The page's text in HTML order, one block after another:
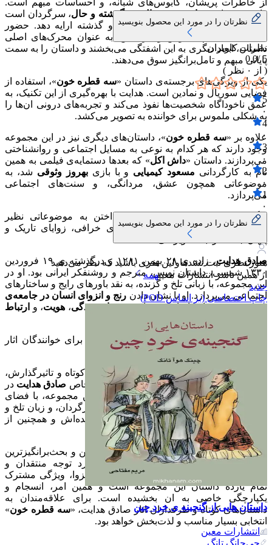
از خاطرات پریشان، کابوس‌های شبانه، و احساسات مبهم است.
راوی در میانه‌یواقعیت و خیال، درگذشته و حال، سرگردان است
و نمی‌تواند روایتی روشن از انچه بر او گذشته ارایه دهد. حضور
شخصیتی به نام سیاوش و گربه‌اش، به عنوان محرک‌های اصلی
داستان، ابعاد دیگری به این اشفتگی می‌بخشند و داستان را به سمت
پایانی مبهم و تامل‌برانگیز سوق می‌دهند.
یکی از ویژگی‌های برجسته‌ی داستان «سه قطره خون»، استفاده از
فضایی سوریال و نمادین است. هدایت با بهره‌گیری از این تکنیک، به
عمق ناخوداگاه شخصیت‌ها نفوذ می‌کند و تجربه‌های درونی ان‌ها را
به شکلی ملموس برای خواننده به تصویر می‌کشد.
علاوه بر «سه قطره خون»، داستان‌های دیگری نیز در این مجموعه
وجود دارند که هر کدام به نوعی به مسایل اجتماعی و روانشناختی
می‌پردازند. داستان «داش اکل» که بعدها دستمایه‌ی فیلمی به همین
نام به کارگردانی مسعود کیمیایی و با بازیبهروز وثوقی شد، به
موضوعاتی همچون عشق، مردانگی، و سنت‌های اجتماعی
می‌پردازد.
دیگر داستان‌های مجموعه نیز با پرداختن به موضوعاتی نظیر
عشق‌های نامتعارف، خیانت، و باورهای خرافی، زوایای تاریک و
پنهان جامعه را به تصویر می‌کشند.
صادق هدایت
، زاده ی ۲۸ بهمن ۱۲۸۱ و درگذشته ی ۱۹ فروردین
۱۳۳۰ شمسی، داستان نویس، مترجم و روشنفکر ایرانی بود. او در
این مجموعه، با زبانی تلخ و گزنده، به نقد باورهای رایج و ساختارهای
اجتماعی می‌پردازد. او با نشان دادن رنج و انزوای انسان در جامعه‌ی
مدرن، پرسش‌هایی اساسی درباره‌یمعنای زندگی، هویت، و ارتباط
این پرسش‌ها همچنان پس از گذشت سال‌ها، برای خوانندگان اثار
هدایت تامل‌برانگیز باقی مانده‌اند.
سه قطره خون» نه تنها به دلیل داستان‌های کوتاه و تاثیرگذارش،
بلکه به عنوان اثری که نمایانگر سبک و دیدگاه خاص صادق هدایت در
ادبیات داستانی است، اهمیت ویژه‌ای دارد. این مجموعه، با فضای
تاریک و پر از ابهام، شخصیت‌های پریشان و سرگردان، و زبان تلخ و
گزنده، تصویری ماندگار از دنیای ذهنی نویسنده‌اش و همچنین از
وضعیت انسان در جامعه‌ی مدرن ارایه می‌دهد.
این اثر، همچون «بوف کور»،یکی از پیچیده‌ترین و بحث‌برانگیزترین
اثار هدایت به شمار می‌رود و همچنان مورد توجه منتقدان و
علاقه‌مندان به ادبیات قرار دارد. اشفتگی و انزوا، ویژگی مشترک
تمام یازده داستان این مجموعه است و همین امر، انسجام و
یکپارچگی خاصی به ان بخشیده است. برای علاقه‌مندان به
داستان‌های کوتاه و طرفداران اثار صادق هدایت، «سه قطره خون»
انتخابی بسیار مناسب و لذت‌بخش خواهد بود.
۰
نظرتان را در مورد این محصول بنویسید
نظرات کاربران
5 /
0.0
( از
۰ نظر )
5
۰
4
۰
3
۰
2
۰
1
۰
نظرتان را در مورد این محصول بنویسید
هنوز نظری ثبت نشدهاولین نفری باشید که نظر می‌دهید
از همین ناشرانتشارات معینهمه
جدید
چاپ اختصاصی (بر اساس POD)
داستان هایی از گنجینه ی خرد چین
انتشارات معین